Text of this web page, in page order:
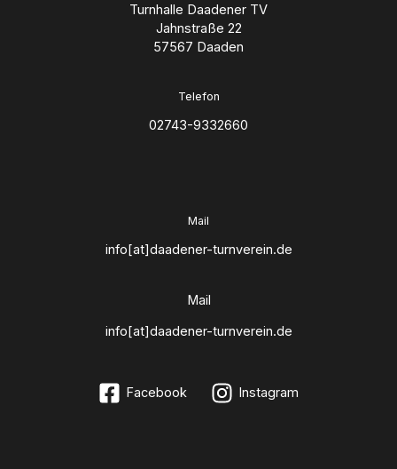
Turnhalle Daadener TV
Jahnstraße 22
57567 Daaden
Telefon
02743-9332660
Mail
info[at]daadener-turnverein.de
Mail
info[at]daadener-turnverein.de
Facebook Instagram